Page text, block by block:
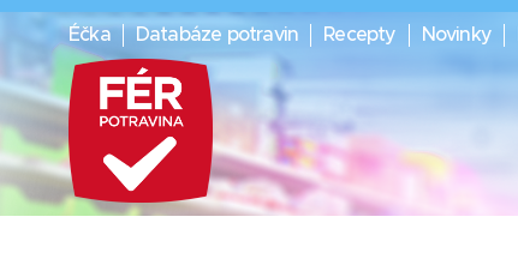
Éčka Databáze potravin Recepty Novinky